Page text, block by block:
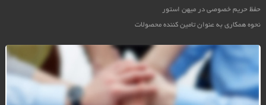
حفظ حریم خصوصی در میهن استور
نحوه همکاری به عنوان تامین کننده محصولات